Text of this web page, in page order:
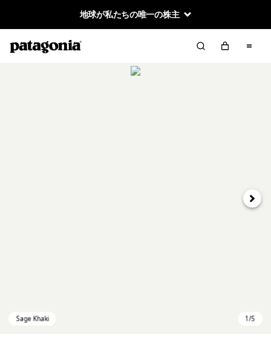
地球が私たちの唯一の株主
次へ